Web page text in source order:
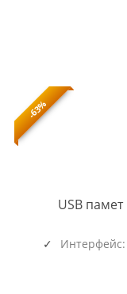
-63%
USB
Интерфейс: